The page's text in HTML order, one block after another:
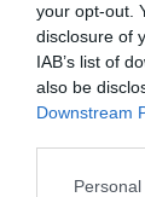
your opt-out.
disclosure of
IAB’s list of
also be
Downstream
Ο
30